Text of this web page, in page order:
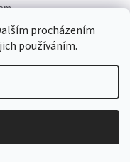
procházením
používáním.